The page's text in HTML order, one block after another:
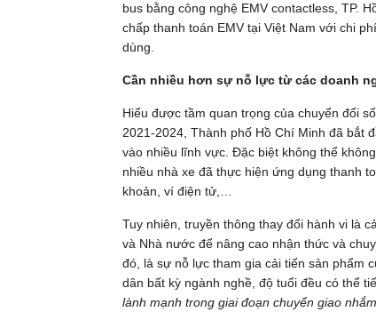
bus bằng công nghệ EMV contactless, TP.
chấp thanh toán EMV tại Việt Nam với chi
dùng.
Cần nhiều hơn sự nỗ lực từ các doanh
Hiểu được tầm quan trọng của chuyển đổi
2021-2024, Thành phố Hồ Chí Minh đã bắt
vào nhiều lĩnh vực. Đặc biệt không thể
nhiều nhà xe đã thực hiện ứng dụng thanh
khoản, ví điện tử,…
Tuy nhiên, truyền thông thay đổi hành vi là
và Nhà nước để nâng cao nhận thức và
đó, là sự nỗ lực tham gia cải tiến sản phẩm
dân bất kỳ ngành nghề, độ tuổi đều có thể
lành mạnh trong giai đoạn chuyển giao